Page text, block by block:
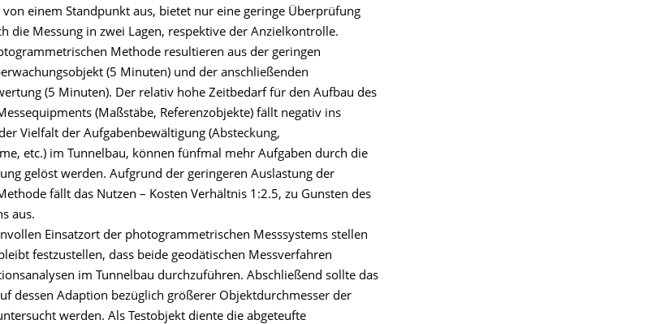
einem Standpunkt aus, bietet nur eine geringe Überprüfung
die Messung in zwei Lagen, respektive der Anzielkontrolle.
Methode resultieren aus der geringen
(5 Minuten) und der anschließenden
(5 Minuten). Der relativ hohe Zeitbedarf für den Aufbau des
(Maßstäbe, Referenzobjekte) fällt negativ ins
Vielfalt der Aufgabenbewältigung (Absteckung,
etc.) im Tunnelbau, können fünfmal mehr Aufgaben durch die
gelöst werden. Aufgrund der geringeren Auslastung der
fällt das Nutzen – Kosten Verhältnis 1:2.5, zu Gunsten des
aus.
Einsatzort der photogrammetrischen Messsystems stellen
festzustellen, dass beide geodätischen Messverfahren
im Tunnelbau durchzuführen. Abschließend sollte das
dessen Adaption bezüglich größerer Objektdurchmesser der
werden. Als Testobjekt diente die abgeteufte